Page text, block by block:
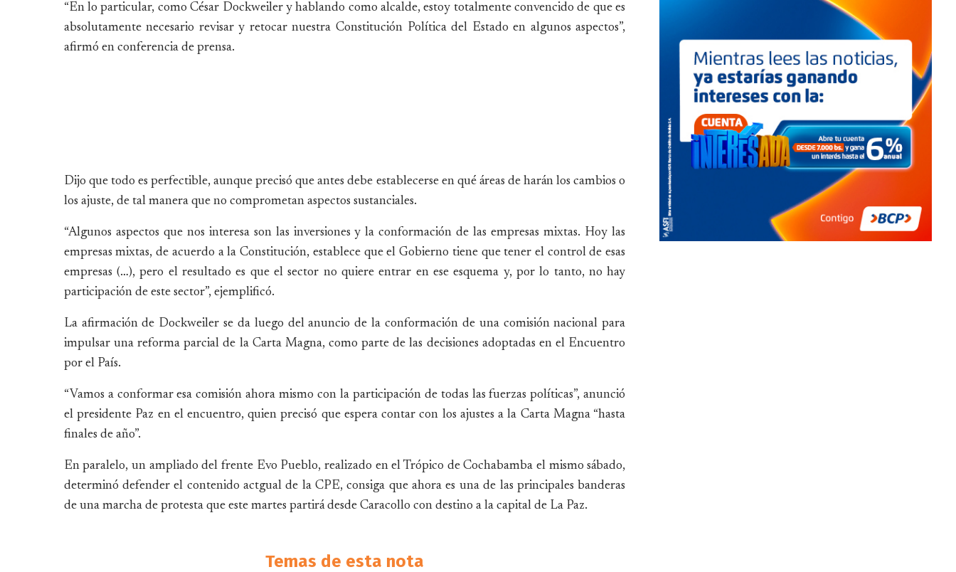
“En lo particular, como César Dockweiler y hablando como alcalde, estoy totalmente convencido de que es
absolutamente necesario revisar y retocar nuestra Constitución Política del Estado en algunos aspectos”,
afirmó en conferencia de prensa.
Dijo que todo es perfectible, aunque precisó que antes debe establecerse en qué áreas de harán los cambios o
los ajuste, de tal manera que no comprometan aspectos sustanciales.
“Algunos aspectos que nos interesa son las inversiones y la conformación de las empresas mixtas. Hoy las
empresas mixtas, de acuerdo a la Constitución, establece que el Gobierno tiene que tener el control de esas
empresas (…), pero el resultado es que el sector no quiere entrar en ese esquema y, por lo tanto, no hay
participación de este sector”, ejemplificó.
La afirmación de Dockweiler se da luego del anuncio de la conformación de una comisión nacional para
impulsar una reforma parcial de la Carta Magna, como parte de las decisiones adoptadas en el Encuentro
por el País.
“Vamos a conformar esa comisión ahora mismo con la participación de todas las fuerzas políticas”, anunció
el presidente Paz en el encuentro, quien precisó que espera contar con los ajustes a la Carta Magna “hasta
finales de año”.
En paralelo, un ampliado del frente Evo Pueblo, realizado en el Trópico de Cochabamba el mismo sábado,
determinó defender el contenido actgual de la CPE, consiga que ahora es una de las principales banderas
de una marcha de protesta que este martes partirá desde Caracollo con destino a la capital de La Paz.
Temas de esta nota